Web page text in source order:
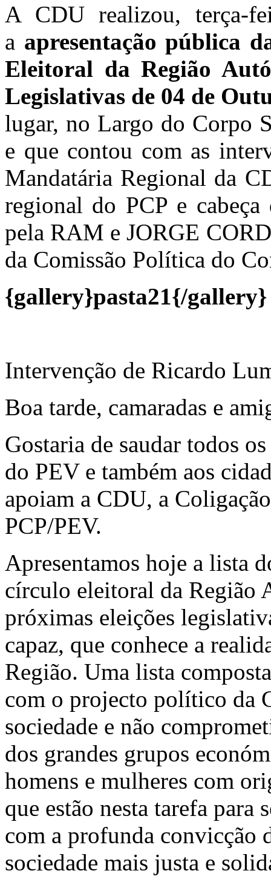
A CDU realizou, terça-
a apresentação pública
Eleitoral da Região
Legislativas de 04 de
lugar, no Largo do Corpo
e que contou com as
Mandatária Regional da
regional do PCP e
pela RAM e JORGE
da Comissão Política do
{gallery}pasta21{/gallery}
Intervenção de Ricardo
Boa tarde, camaradas e
Gostaria de saudar todos
do PEV e também aos
apoiam a CDU, a
PCP/PEV.
Apresentamos hoje a lista
círculo eleitoral da Região
próximas eleições
capaz, que conhece a
Região. Uma lista
com o projecto político da
sociedade e não
dos grandes grupos
homens e mulheres com
que estão nesta tarefa
com a profunda convicção
sociedade mais justa e